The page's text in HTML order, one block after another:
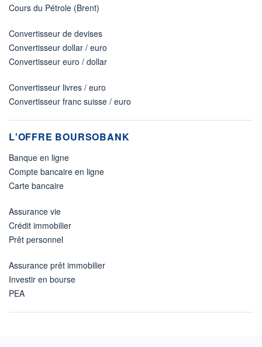
Cours du Pétrole (Brent)
Convertisseur de devises
Convertisseur dollar / euro
Convertisseur euro / dollar
Convertisseur livres / euro
Convertisseur franc suisse / euro
L'OFFRE BOURSOBANK
Banque en ligne
Compte bancaire en ligne
Carte bancaire
Assurance vie
Crédit immobilier
Prêt personnel
Assurance prêt immobilier
Investir en bourse
PEA